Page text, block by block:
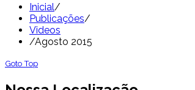
Inicial/
Publicações/
Videos
/Agosto 2015
Goto Top